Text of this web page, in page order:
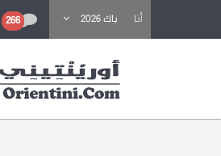
أنا باك 2026
باحث عن تكوين
266